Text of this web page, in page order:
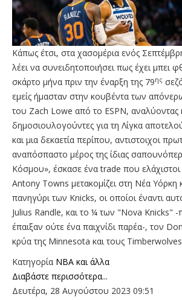
Kάπως έτσι, στα χασομέρια ενός
λέει να συνειδητοποιήσει πως έχει μπει
σκάρτο μήνα πριν την έναρξη της 79ης
εμείς ήμασταν στην κουβέντα των
του Zach Lowe από το ESPN, αναλύοντας
δημοσιουλογούντες για τη Λίγκα
και μια δεκαετία περίπου, αντιστοιχοι
αναπόσπαστο μέρος της ίδιας
Κόσμου», έσκασε ένα trade που ελάχιστοι
Antony Towns μετακομίζει στη Nέα Υόρκη
πανηγύρι των Knicks, οι οποίοι έναντι
Julius Randle, και το ¼ των "Nova Knicks" -
έπαιξαν ούτε ένα παιχνίδι παρέα-, τον
κρύα της Minnesota και τους
Κατηγορία NBA και άλλα
Διαβάστε περισσότερα...
Δευτέρα, 28 Αυγούστου 2023 09:51